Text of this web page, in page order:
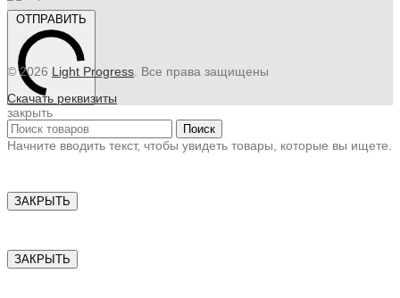
ОТПРАВИТЬ
© 2026 Light Progress . Все права защищены
Скачать реквизиты
закрыть
Поиск
Начните вводить текст, чтобы увидеть товары, которые вы ищете.
ЗАКРЫТЬ
ЗАКРЫТЬ